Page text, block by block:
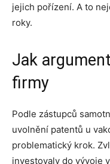
jejich pořízení. A to
roky.
Jak
firmy
Podle zástupců
uvolnění patentů u
problematický krok.
investovaly do vývoje